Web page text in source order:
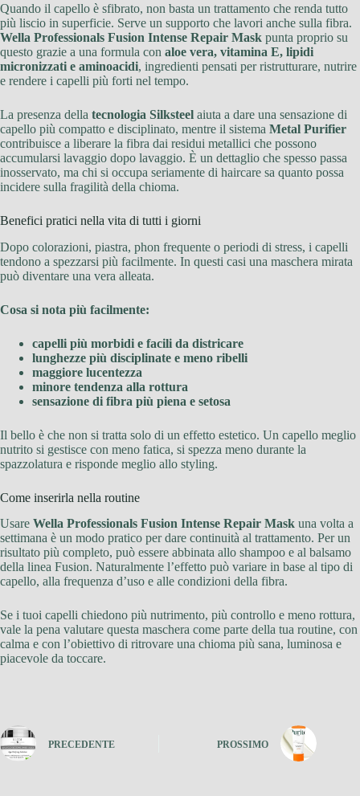
Quando il capello è sfibrato, non basta un trattamento che renda tutto
più liscio in superficie. Serve un supporto che lavori anche sulla fibra.
Wella Professionals Fusion Intense Repair Mask punta proprio su
questo grazie a una formula con aloe vera, vitamina E, lipidi
micronizzati e aminoacidi, ingredienti pensati per ristrutturare, nutrire
e rendere i capelli più forti nel tempo.
La presenza della tecnologia Silksteel aiuta a dare una sensazione di
capello più compatto e disciplinato, mentre il sistema Metal Purifier
contribuisce a liberare la fibra dai residui metallici che possono
accumularsi lavaggio dopo lavaggio. È un dettaglio che spesso passa
inosservato, ma chi si occupa seriamente di haircare sa quanto possa
incidere sulla fragilità della chioma.
Benefici pratici nella vita di tutti i giorni
Dopo colorazioni, piastra, phon frequente o periodi di stress, i capelli
tendono a spezzarsi più facilmente. In questi casi una maschera mirata
può diventare una vera alleata.
Cosa si nota più facilmente:
capelli più morbidi e facili da districare
lunghezze più disciplinate e meno ribelli
maggiore lucentezza
minore tendenza alla rottura
sensazione di fibra più piena e setosa
Il bello è che non si tratta solo di un effetto estetico. Un capello meglio
nutrito si gestisce con meno fatica, si spezza meno durante la
spazzolatura e risponde meglio allo styling.
Come inserirla nella routine
Usare Wella Professionals Fusion Intense Repair Mask una volta a
settimana è un modo pratico per dare continuità al trattamento. Per un
risultato più completo, può essere abbinata allo shampoo e al balsamo
della linea Fusion. Naturalmente l’effetto può variare in base al tipo di
capello, alla frequenza d’uso e alle condizioni della fibra.
Se i tuoi capelli chiedono più nutrimento, più controllo e meno rottura,
vale la pena valutare questa maschera come parte della tua routine, con
calma e con l’obiettivo di ritrovare una chioma più sana, luminosa e
piacevole da toccare.
PRECEDENTE PROSSIMO